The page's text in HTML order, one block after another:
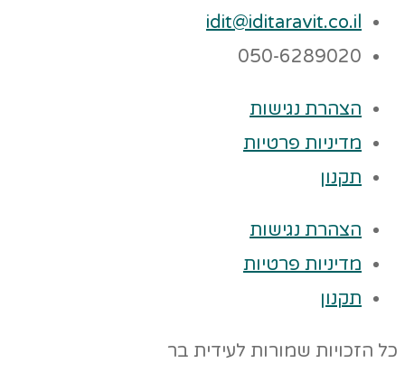
idit@iditaravit.co.il
050-6289020
הצהרת נגישות
מדיניות פרטיות
תקנון
הצהרת נגישות
מדיניות פרטיות
תקנון
כל הזכויות שמורות לעידית בר